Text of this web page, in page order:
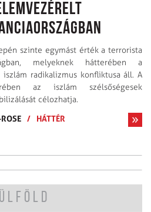
szinte egymást érték a terrorista
melyeknek hátterében a
iszlám radikalizmus konfliktusa áll. A
az iszlám szélsőségesek
célozhatja.
/ HÁTTÉR